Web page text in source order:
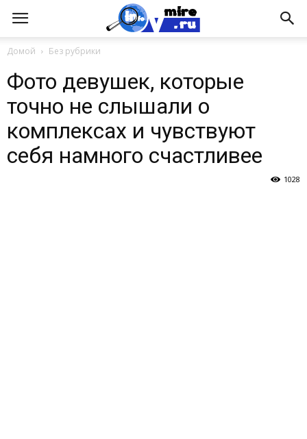
Домой Без рубрики
Фото девушек, которые
точно не слышали о
комплексах и чувствуют
себя намного счастливее
1028